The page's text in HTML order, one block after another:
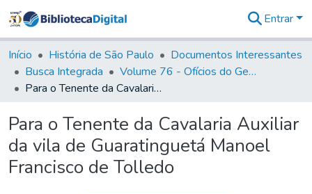
&
Coleções
Tudo na
Biblioteca
Estatísticas
Entrar
Início História de São Paulo
Documentos Interessantes
Busca Integrada
Volume 76 - Ofícios do General Martim Lopes Lobo de Saldanha (Governador da Capitania): 1776- 1777
Para o Tenente da Cavalaria Auxiliar da vila de Guaratinguetá Manoel Francisco de Tolledo
Para o Tenente da Cavalaria Auxiliar
da vila de Guaratinguetá Manoel
Francisco de Tolledo